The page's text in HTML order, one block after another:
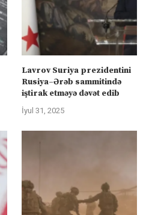
Lavrov Suriya prezidentini
Rusiya–Ərəb sammitində
iştirak etməyə dəvət edib
İyul 31, 2025